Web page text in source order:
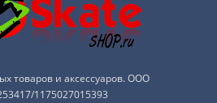
товаров и аксессуаров. ООО
1175027015393